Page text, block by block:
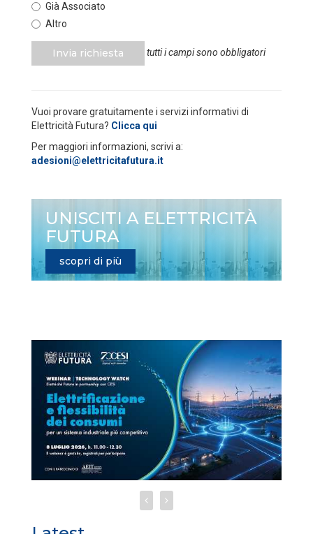
Già Associato
Altro
Invia richiesta tutti i campi sono obbligatori
Vuoi provare gratuitamente i servizi informativi di
Elettricità Futura? Clicca qui
Per maggiori informazioni, scrivi a:
adesioni@elettricitafutura.it
UNISCITI A ELETTRICITÀ
FUTURA
scopri di più